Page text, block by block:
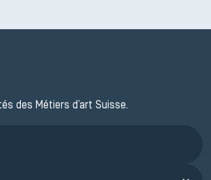
des Métiers d’art Suisse.